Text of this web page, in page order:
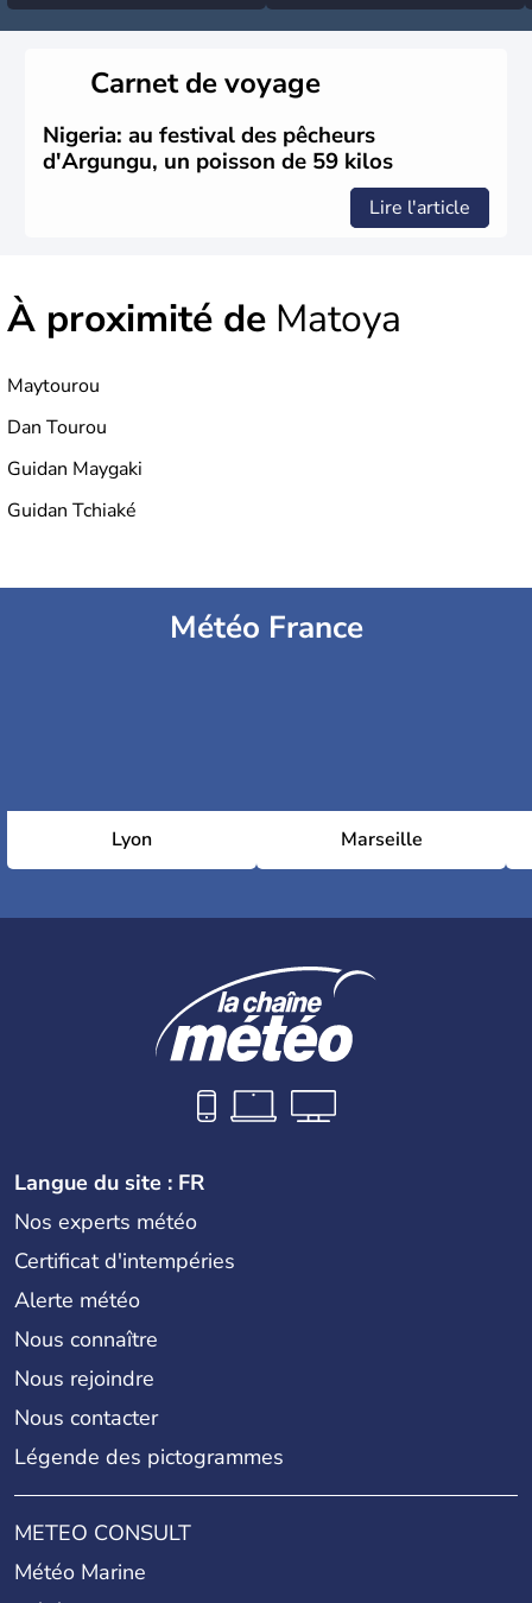
Carnet de voyage
Nigeria: au festival des pêcheurs
d'Argungu, un poisson de 59 kilos
Lire l'article
À proximité de Matoya
Maytourou
Dan Tourou
Guidan Maygaki
Guidan Tchiaké
Météo France
Lyon Marseille
Langue du site : FR
Nos experts météo
Certificat d'intempéries
Alerte météo
Nous connaître
Nous rejoindre
Nous contacter
Légende des pictogrammes
METEO CONSULT
Météo Marine